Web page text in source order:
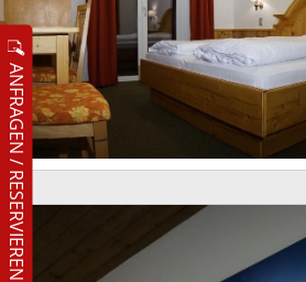
ANFRAGEN / RESERVIEREN